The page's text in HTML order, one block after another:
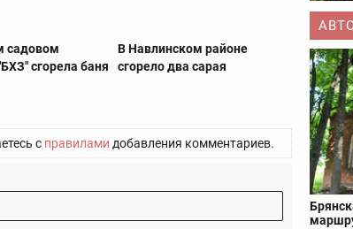
садовом
сгорела баня
В Навлинском районе
сгорело два сарая
с правилами добавления комментариев.